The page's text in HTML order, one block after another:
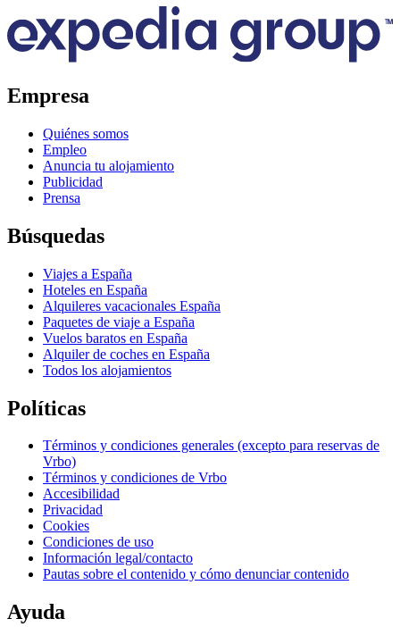
Empresa
Quiénes somos
Empleo
Anuncia tu alojamiento
Publicidad
Prensa
Búsquedas
Viajes a España
Hoteles en España
Alquileres vacacionales España
Paquetes de viaje a España
Vuelos baratos en España
Alquiler de coches en España
Todos los alojamientos
Políticas
Términos y condiciones generales (excepto para reservas de
Vrbo)
Términos y condiciones de Vrbo
Accesibilidad
Privacidad
Cookies
Condiciones de uso
Información legal/contacto
Pautas sobre el contenido y cómo denunciar contenido
Ayuda